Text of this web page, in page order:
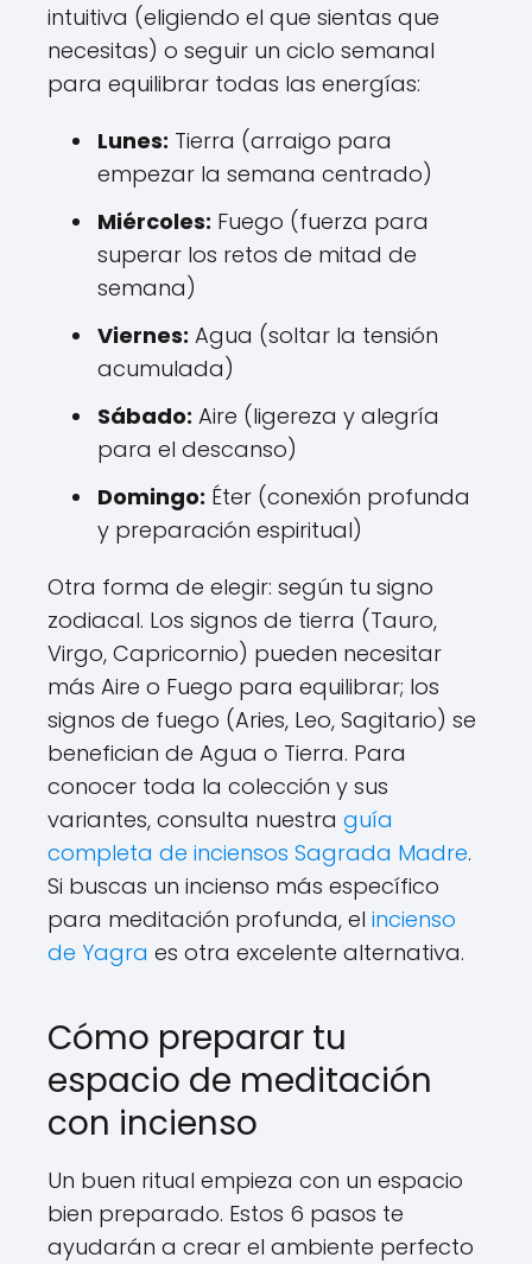
intuitiva (eligiendo el que sientas que
necesitas) o seguir un ciclo semanal
para equilibrar todas las energías:
Lunes: Tierra (arraigo para
empezar la semana centrado)
Miércoles: Fuego (fuerza para
superar los retos de mitad de
semana)
Viernes: Agua (soltar la tensión
acumulada)
Sábado: Aire (ligereza y alegría
para el descanso)
Domingo: Éter (conexión profunda
y preparación espiritual)
Otra forma de elegir: según tu signo
zodiacal. Los signos de tierra (Tauro,
Virgo, Capricornio) pueden necesitar
más Aire o Fuego para equilibrar; los
signos de fuego (Aries, Leo, Sagitario) se
benefician de Agua o Tierra. Para
conocer toda la colección y sus
variantes, consulta nuestra guía
completa de inciensos Sagrada Madre.
Si buscas un incienso más específico
para meditación profunda, el incienso
de Yagra es otra excelente alternativa.
Cómo preparar tu
espacio de meditación
con incienso
Un buen ritual empieza con un espacio
bien preparado. Estos 6 pasos te
ayudarán a crear el ambiente perfecto